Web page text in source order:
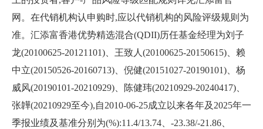
网。在代销机构认申购时,应以代销机构的风险评级规则为
准。汇添富香港优势精选混合(QDII)历任基金经理为刘子
龙(20100625-20121101)、王致人(20100625-20150615)、赖
中立(20150526-20160713)、倪健(20151027-20190101)、杨
威风(20190101-20210929)、陈健玮(20210929-20240417)、
张韡(20210929至今),自2010-06-25成立以来各年及2025年一
季报业绩及基准分别为(%):11.4/13.74、-23.38/-21.86、